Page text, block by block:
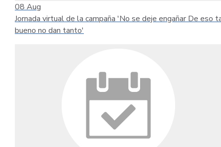
08 Aug
Jornada virtual de la campaña 'No se deje engañar De eso
bueno no dan tanto'